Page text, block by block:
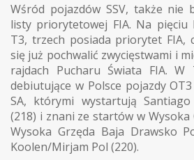
Wśród pojazdów SSV, także nie
listy priorytetowej FIA. Na
T3, trzech posiada priorytet FIA,
się już pochwalić zwycięstwami i
rajdach Pucharu Świata FIA. W
debiutujące w Polsce pojazdy
SA, którymi wystartują
(218) i znani ze startów w Wysoka
Wysoka Grzęda Baja Drawsko
Koolen/Mirjam Pol (220).